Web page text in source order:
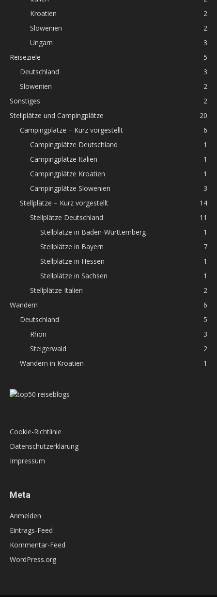
Kroatien
2
Slowenien
2
Ungarn
3
Reiseziele
5
Deutschland
3
Slowenien
2
Sonstiges
2
Stellplätze und Campingplätze
20
Campingplätze – Kurz vorgestellt
6
Campingplätze Deutschland
1
Campingplätze Italien
1
Campingplätze Kroatien
1
Campingplätze Slowenien
3
Stellplätze – Kurz vorgestellt
14
Stellplätze Deutschland
11
Stellplätze in Baden-Württemberg
1
Stellplätze in Bayern
7
Stellplätze in Hessen
1
Stellplätze in Sachsen
1
Stellplätze Italien
2
Wandern
6
Deutschland
5
Rhön
3
Steigerwald
2
Wandern in Kroatien
1
Cookie-Richtlinie
Datenschutzerklärung
Impressum
Meta
Anmelden
Eintrags-Feed
Kommentar-Feed
WordPress.org